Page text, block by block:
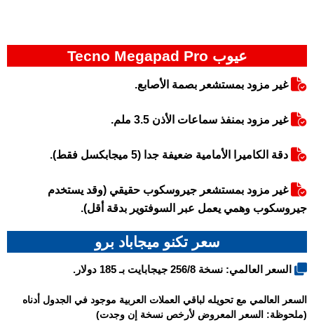
عيوب Tecno Megapad Pro
غير مزود بمستشعر بصمة الأصابع.
غير مزود بمنفذ سماعات الأذن 3.5 ملم.
دقة الكاميرا الأمامية ضعيفة جدا (5 ميجابكسل فقط).
غير مزود بمستشعر جيروسكوب حقيقي (وقد يستخدم
جيروسكوب وهمي يعمل عبر السوفتوير بدقة أقل).
سعر تكنو ميجاباد برو
السعر العالمي: نسخة 256/8 جيجابايت بـ 185 دولار.
السعر العالمي مع تحويله لباقي العملات العربية موجود في الجدول أدناه
(ملحوظة: السعر المعروض لأرخص نسخة إن وجدت)